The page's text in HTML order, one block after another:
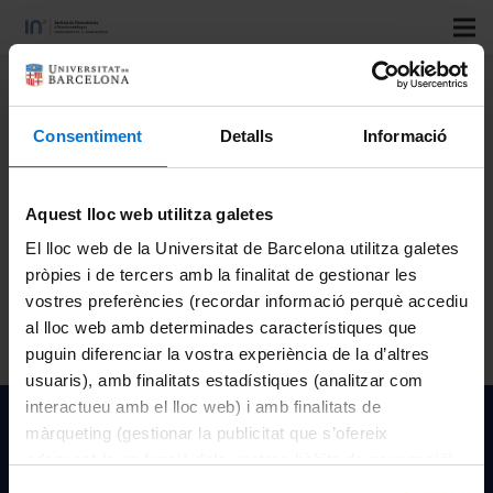
Consentiment Detalls Informació
Aquest lloc web utilitza galetes
El lloc web de la Universitat de Barcelona utilitza galetes
pròpies i de tercers amb la finalitat de gestionar les
vostres preferències (recordar informació perquè accediu
al lloc web amb determinades característiques que
puguin diferenciar la vostra experiència de la d’altres
usuaris), amb finalitats estadístiques (analitzar com
interactueu amb el lloc web) i amb finalitats de
màrqueting (gestionar la publicitat que s’ofereix
Safety assessment of cosmetics: Alternatives to the
eye and skin irritation
Conference 2022: Future of the Next Beauty
Country:THA
City:
Organizing institutions:
Year:
2022
Institut de Nanociència i Nanotecnologia de la Univeristat